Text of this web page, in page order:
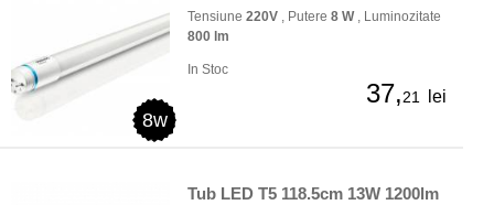
8w
Tensiune 220V , Putere 8 W, Luminozitate
800 lm
In Stoc
37,21 lei
Tub LED T5 118.5cm 13W 1200lm